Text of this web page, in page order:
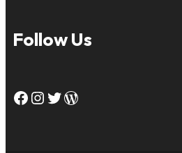
Follow Us
Facebook Instagram Twitter WordPress